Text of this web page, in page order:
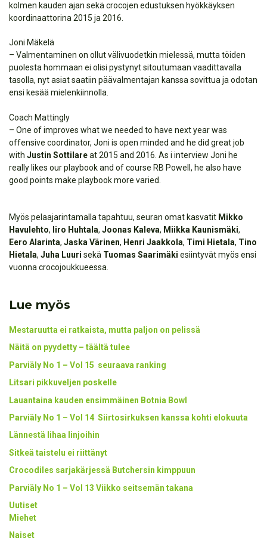
kolmen kauden ajan sekä crocojen edustuksen hyökkäyksen
koordinaattorina 2015 ja 2016.
Joni Mäkelä
– Valmentaminen on ollut välivuodetkin mielessä, mutta töiden
puolesta hommaan ei olisi pystynyt sitoutumaan vaadittavalla
tasolla, nyt asiat saatiin päävalmentajan kanssa sovittua ja odotan
ensi kesää mielenkiinnolla.
Coach Mattingly
– One of improves what we needed to have next year was
offensive coordinator, Joni is open minded and he did great job
with Justin Sottilareat 2015 and 2016. As i interview Joni he
really likes our playbook and of course RB Powell, he also have
good points make playbook more varied.
Myös pelaajarintamalla tapahtuu, seuran omat kasvatit Mikko
Havulehto, Iiro Huhtala, Joonas Kaleva, Miikka Kaunismäki,
Eero Alarinta, Jaska Värinen, Henri Jaakkola, Timi Hietala, Tino
Hietala, Juha Luuri sekä Tuomas Saarimäki esiintyvät myös ensi
vuonna crocojoukkueessa.
Lue myös
Mestaruutta ei ratkaista, mutta paljon on pelissä
Näitä on pyydetty – täältä tulee
Parviäly No 1 – Vol 15 seuraava ranking
Litsari pikkuveljen poskelle
Lauantaina kauden ensimmäinen Botnia Bowl
Parviäly No 1 – Vol 14 Siirtosirkuksen kanssa kohti elokuuta
Lännestä lihaa linjoihin
Sitkeä taistelu ei riittänyt
Crocodiles sarjakärjessä Butchersin kimppuun
Parviäly No 1 – Vol 13 Viikko seitsemän takana
Uutiset
Miehet
Naiset